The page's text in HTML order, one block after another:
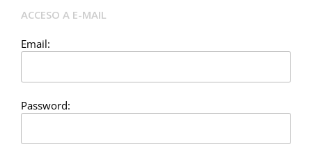
ACCESO A E-MAIL
Email:
Password: